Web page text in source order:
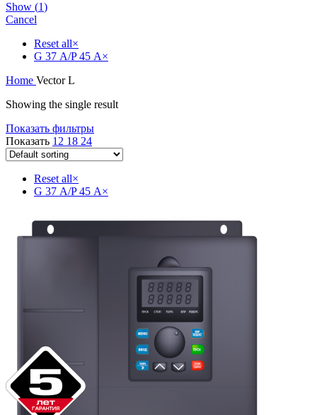
Show (1)
Cancel
Reset all×
G 37 А/P 45 А×
Home Vector L
Showing the single result
Показать фильтры
Показать 12 18 24
Reset all×
G 37 А/P 45 А×